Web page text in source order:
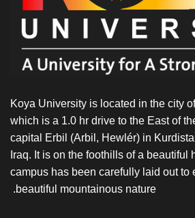
Koya University is located in the city
which is a 1.0 hr drive to the East of
capital Erbil (Arbil, Hewlér) in
Iraq. It is on the foothills of a beautiful
campus has been carefully laid out to
beautiful mountainous nature.